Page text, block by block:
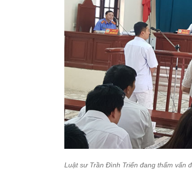
Luật sư Trần Đình Triển đang thẩm vấn